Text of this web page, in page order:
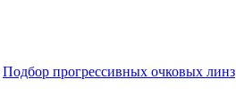
Подбор прогрессивных очковых линз